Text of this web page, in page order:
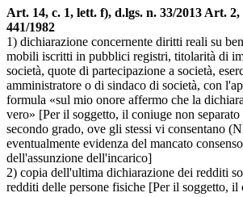
Art. 14, c. 1, lett. f), d.lgs. n. 33/2013 Art.
441/1982
1) dichiarazione concernente diritti reali su
mobili iscritti in pubblici registri, titolarità di
società, quote di partecipazione a società,
amministratore o di sindaco di società, con
formula «sul mio onore affermo che la
vero» [Per il soggetto, il coniuge non
secondo grado, ove gli stessi vi consentano
eventualmente evidenza del mancato
dell'assunzione dell'incarico]
2) copia dell'ultima dichiarazione dei redditi
redditi delle persone fisiche [Per il soggetto, il